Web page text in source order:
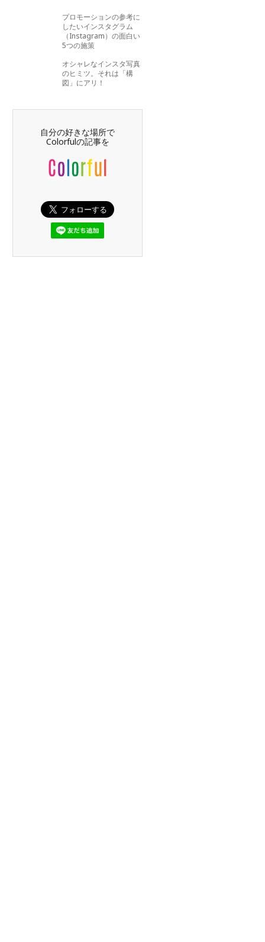
プロモーションの参考に
したいインスタグラム
（Instagram）の面白い
5つの施策
オシャレなインスタ写真
のヒミツ。それは「構
図」にアリ！
自分の好きな場所で
Colorfulの記事を